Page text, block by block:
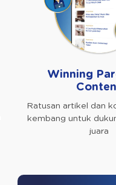
Winning
Ratusan artikel dan
kembang untuk
juara